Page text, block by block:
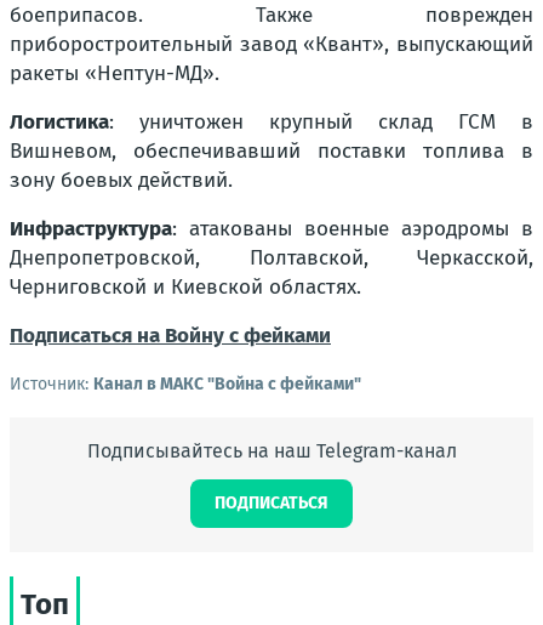
боеприпасов. Также поврежден
приборостроительный завод «Квант», выпускающий
ракеты «Нептун-МД».
Логистика: уничтожен крупный склад ГСМ в
Вишневом, обеспечивавший поставки топлива в
зону боевых действий.
Инфраструктура: атакованы военные аэродромы в
Днепропетровской, Полтавской, Черкасской,
Черниговской и Киевской областях.
Подписаться на Войну с фейками
Источник: Канал в МАКС "Война с фейками"
Подписывайтесь на наш Telegram-канал
ПОДПИСАТЬСЯ
Топ